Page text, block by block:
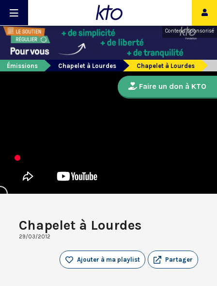
Contenu sponsorisé
Émissions Chapelet à Lourdes Chapelet à Lourdes
Chapelet à Lourdes
29/03/2012
Partager
Ajouter à ma playlist
Faire un don à KTO